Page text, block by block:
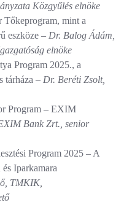
Közgyűlés elnöke
mint a
eszköze – Dr. Balog Ádám,
elnöke
Program 2025., a
tárháza – Dr. Beréti Zsolt,
Program – EXIM
Bank Zrt., senior
Program 2025 – A
Iparkamara
TMKIK,